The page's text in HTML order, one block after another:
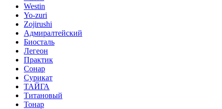
Westin
Yo-zuri
Zojirushi
Адмиралтейский
Биосталь
Легеон
Практик
Сонар
Сурикат
ТАЙГА
Титановый
Тонар